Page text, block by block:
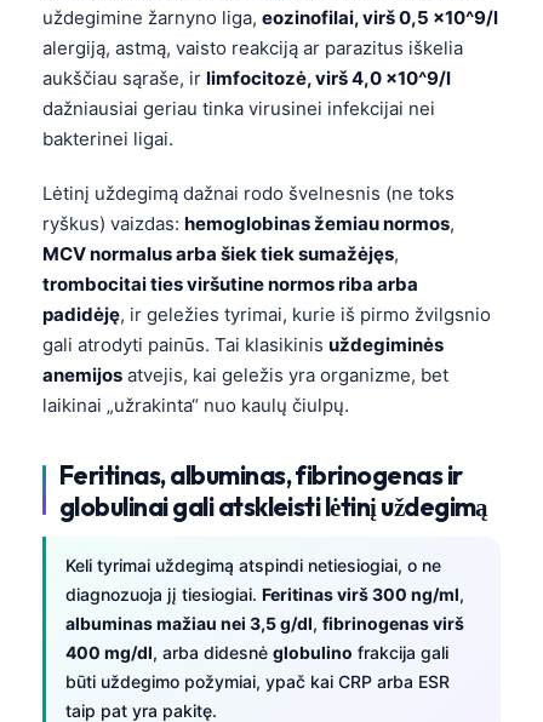
uždegimine žarnyno liga, eozinofilai, virš 0,5 x10^9/l
alergiją, astmą, vaisto reakciją ar parazitus iškelia
aukščiau sąraše, ir limfocitozė, virš 4,0 x10^9/l
dažniausiai geriau tinka virusinei infekcijai nei
bakterinei ligai.
Lėtinį uždegimą dažnai rodo švelnesnis (ne toks
ryškus) vaizdas: hemoglobinas žemiau normos,
MCV normalus arba šiek tiek sumažėjęs,
trombocitai ties viršutine normos riba arba
padidėję, ir geležies tyrimai, kurie iš pirmo žvilgsnio
gali atrodyti painūs. Tai klasikinis uždegiminės
anemijos atvejis, kai geležis yra organizme, bet
laikinai „užrakinta“ nuo kaulų čiulpų.
Feritinas, albuminas, fibrinogenas ir
globulinai gali atskleisti lėtinį uždegimą
Keli tyrimai uždegimą atspindi netiesiogiai, o ne
diagnozuoja jį tiesiogiai. Feritinas virš 300 ng/ml,
albuminas mažiau nei 3,5 g/dl, fibrinogenas virš
400 mg/dl, arba didesnė globulino frakcija gali
būti uždegimo požymiai, ypač kai CRP arba ESR
taip pat yra pakitę.
Cebuano
ئۇيغۇرچە
Кыргызча
Татар теле
Esperanto
Frysk
Norsk bokmål